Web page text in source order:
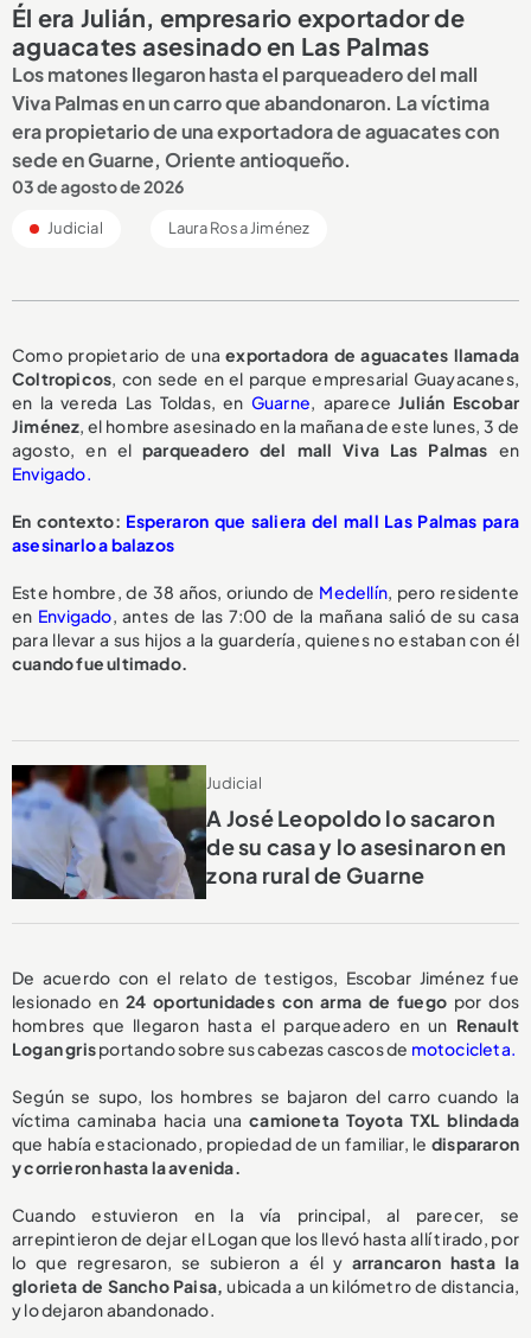
Él era Julián, empresario exportador de
aguacates asesinado en Las Palmas
Los matones llegaron hasta el parqueadero del mall
Viva Palmas en un carro que abandonaron. La víctima
era propietario de una exportadora de aguacates con
sede en Guarne, Oriente antioqueño.
03 de agosto de 2026
Judicial Laura Rosa Jiménez
Como propietario de unaexportadora de aguacates llamada
Coltropicos, con sede en el parque empresarial Guayacanes,
en la vereda Las Toldas, en Guarne, apareceJulián Escobar
Jiménez, el hombre asesinado en la mañana de este lunes, 3 de
agosto, en el parqueadero del mall Viva Las Palmas en
Envigado.
En contexto: Esperaron que saliera del mall Las Palmas para
asesinarlo a balazos
Este hombre, de 38 años, oriundo de Medellín, pero residente
en Envigado, antes de las 7:00 de la mañana salió de su casa
para llevar a sus hijos a la guardería, quienes no estaban con él
cuando fue ultimado.
Judicial
A José Leopoldo lo sacaron
de su casa y lo asesinaron en
zona rural de Guarne
De acuerdo con el relato de testigos, Escobar Jiménez fue
lesionado en 24 oportunidades con arma de fuego por dos
hombres que llegaron hasta el parqueadero en un Renault
Logan grisportando sobre sus cabezas cascos de motocicleta.
Según se supo, los hombres se bajaron del carro cuando la
víctima caminaba hacia unacamioneta Toyota TXL blindada
que había estacionado, propiedad de un familiar, le dispararon
y corrieron hasta la avenida.
Cuando estuvieron en la vía principal, al parecer, se
arrepintieron de dejar el Logan que los llevó hasta allí tirado, por
lo que regresaron, se subieron a él y arrancaron hasta la
glorieta de Sancho Paisa, ubicada a un kilómetro de distancia,
y lo dejaron abandonado.